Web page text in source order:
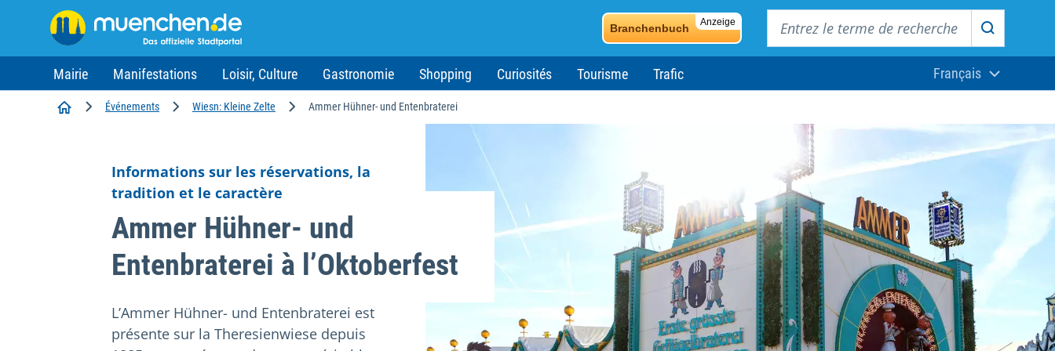
Anzeige
Branchenbuch
Rechercher
Mairie Manifestations Loisir, Culture Gastronomie Shopping Curiosités Tourisme Trafic
Aktuelle
Français
Accueil Événements Wiesn: Kleine Zelte Ammer Hühner- und Entenbraterei
Informations sur les réservations, la
tradition et le caractère
Ammer Hühner- und
Entenbraterei à l’Oktoberfest
L’Ammer Hühner- und Entenbraterei est
présente sur la Theresienwiese depuis